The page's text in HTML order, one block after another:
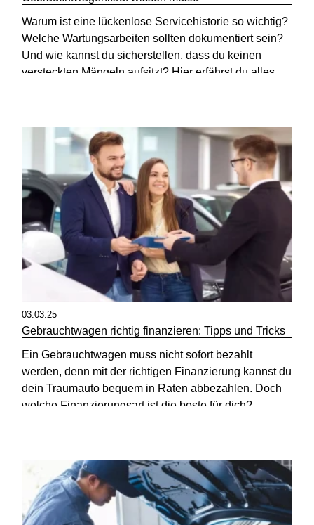
Warum ist eine lückenlose Servicehistorie so wichtig?
Welche Wartungsarbeiten sollten dokumentiert sein?
Und wie kannst du sicherstellen, dass du keinen
versteckten Mängeln aufsitzt? Hier erfährst du alles,
03.03.25
Gebrauchtwagen richtig finanzieren: Tipps und Tricks
Ein Gebrauchtwagen muss nicht sofort bezahlt
werden, denn mit der richtigen Finanzierung kannst du
dein Traumauto bequem in Raten abbezahlen. Doch
welche Finanzierungsart ist die beste für dich?